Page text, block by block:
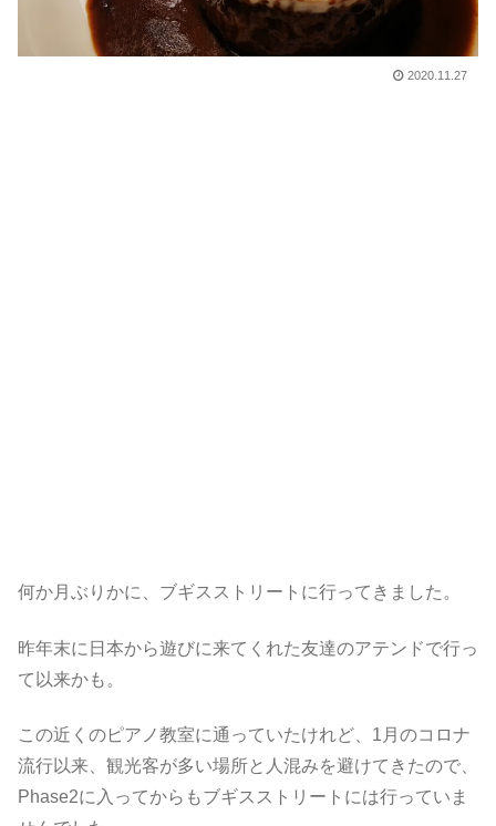
2020.11.27
何か月ぶりかに、ブギスストリートに行ってきました。
昨年末に日本から遊びに来てくれた友達のアテンドで行っ
て以来かも。
この近くのピアノ教室に通っていたけれど、1月のコロナ
流行以来、観光客が多い場所と人混みを避けてきたので、
Phase2に入ってからもブギスストリートには行っていま